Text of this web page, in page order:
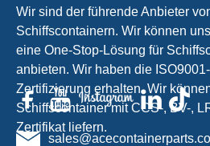
Wir sind der führende Anbieter
Schiffscontainern. Wir können
eine One-Stop-Lösung für
anbieten. Wir haben die
Zertifizierung erhalten. Wir
Schiffscontainer mit CCS-, BV-,
Zertifikat liefern.